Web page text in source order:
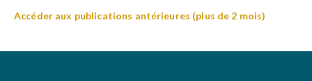
Accéder aux publications antérieures (plus de 2 mois)